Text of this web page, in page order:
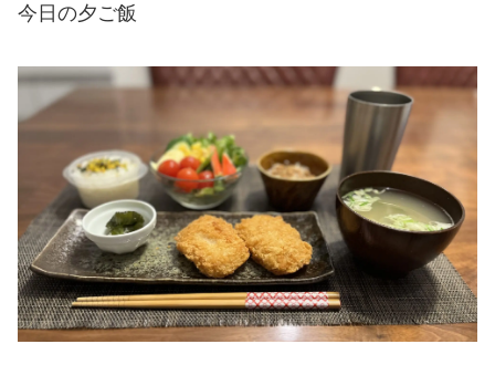
今日の夕ご飯